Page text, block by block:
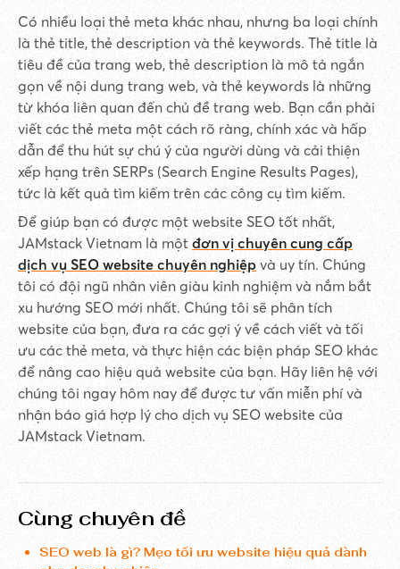
Có nhiều loại thẻ meta khác nhau, nhưng ba loại chính
là thẻ title, thẻ description và thẻ keywords. Thẻ title là
tiêu đề của trang web, thẻ description là mô tả ngắn
gọn về nội dung trang web, và thẻ keywords là những
từ khóa liên quan đến chủ đề trang web. Bạn cần phải
viết các thẻ meta một cách rõ ràng, chính xác và hấp
dẫn để thu hút sự chú ý của người dùng và cải thiện
xếp hạng trên SERPs (Search Engine Results Pages),
tức là kết quả tìm kiếm trên các công cụ tìm kiếm.
Để giúp bạn có được một website SEO tốt nhất,
JAMstack Vietnam là một đơn vị chuyên cung cấp
dịch vụ SEO website chuyên nghiệp và uy tín. Chúng
tôi có đội ngũ nhân viên giàu kinh nghiệm và nắm bắt
xu hướng SEO mới nhất. Chúng tôi sẽ phân tích
website của bạn, đưa ra các gợi ý về cách viết và tối
ưu các thẻ meta, và thực hiện các biện pháp SEO khác
để nâng cao hiệu quả website của bạn. Hãy liên hệ với
chúng tôi ngay hôm nay để được tư vấn miễn phí và
nhận báo giá hợp lý cho dịch vụ SEO website của
JAMstack Vietnam.
Cùng chuyên đề
SEO web là gì? Mẹo tối ưu website hiệu quả dành